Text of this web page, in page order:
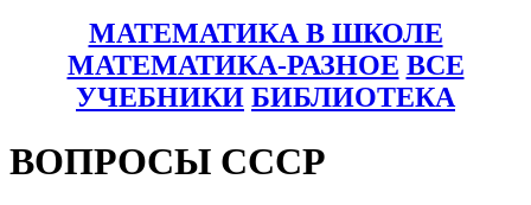
МАТЕМАТИКА В ШКОЛЕ
МАТЕМАТИКА-РАЗНОЕ ВСЕ
УЧЕБНИКИ БИБЛИОТЕКА
ВОПРОСЫ СССР